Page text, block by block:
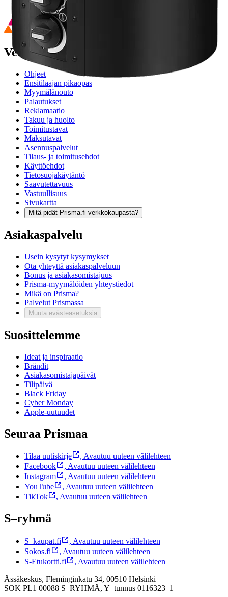
Asiakasomistajalle Bonusta jopa 5 %.*
Verkkokauppa
Ohjeet
Ensitilaajan pikaopas
Myymälänouto
Palautukset
Reklamaatio
Takuu ja huolto
Toimitustavat
Maksutavat
Asennuspalvelut
Tilaus- ja toimitusehdot
Käyttöehdot
Tietosuojakäytäntö
Saavutettavuus
Vastuullisuus
Sivukartta
Mitä pidät Prisma.fi-verkkokaupasta?
Asiakaspalvelu
Usein kysytyt kysymykset
Ota yhteyttä asiakaspalveluun
Bonus ja asiakasomistajuus
Prisma-myymälöiden yhteystiedot
Mikä on Prisma?
Palvelut Prismassa
Muuta evästeasetuksia
Suosittelemme
Ideat ja inspiraatio
Brändit
Asiakasomistajapäivät
Tilipäivä
Black Friday
Cyber Monday
Apple-uutuudet
Seuraa Prismaa
Tilaa uutiskirje , Avautuu uuteen välilehteen
Facebook
, Avautuu uuteen välilehteen
Instagram
, Avautuu uuteen välilehteen
YouTube
, Avautuu uuteen välilehteen
TikTok
, Avautuu uuteen välilehteen
S–ryhmä
S–kaupat.fi , Avautuu uuteen välilehteen
Sokos.fi
, Avautuu uuteen välilehteen
S-Etukortti.fi
, Avautuu uuteen välilehteen
Ässäkeskus, Fleminginkatu 34, 00510 Helsinki
SOK PL1 00088 S–RYHMÄ, Y–tunnus 0116323–1